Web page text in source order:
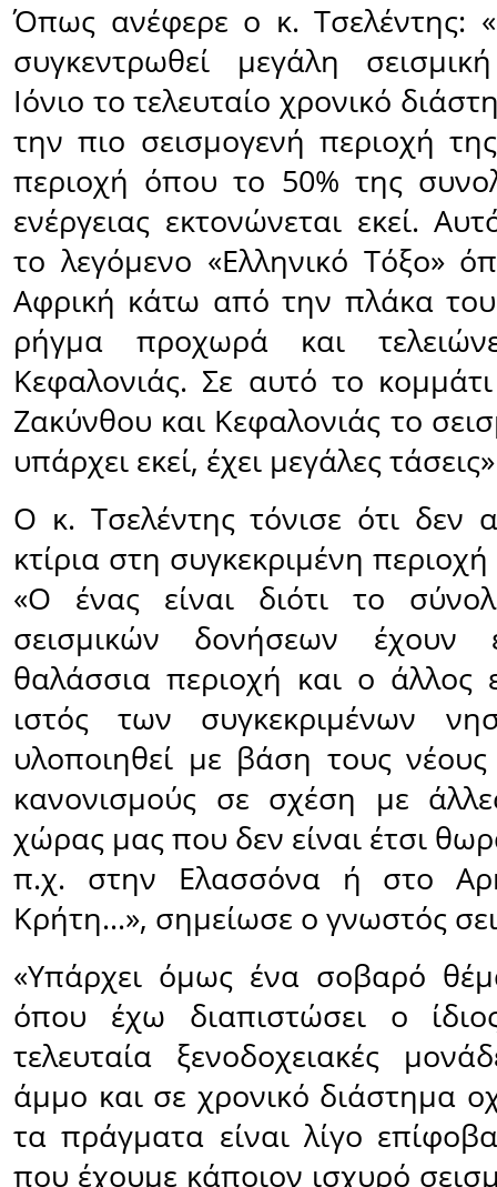
Όπως ανέφερε ο κ. Τσελέντης:
συγκεντρωθεί μεγάλη
Ιόνιο το τελευταίο χρονικό
την πιο σεισμογενή περιοχή
περιοχή όπου το 50% της
ενέργειας εκτονώνεται εκεί.
το λεγόμενο «Ελληνικό Τόξο»
Αφρική κάτω από την πλάκα του
ρήγμα προχωρά και
Κεφαλονιάς. Σε αυτό το
Ζακύνθου και Κεφαλονιάς το
υπάρχει εκεί, έχει μεγάλες
Ο κ. Τσελέντης τόνισε ότι δεν
κτίρια στη συγκεκριμένη
«Ο ένας είναι διότι το
σεισμικών δονήσεων έχουν
θαλάσσια περιοχή και ο άλλος
ιστός των συγκεκριμένων
υλοποιηθεί με βάση τους νέους
κανονισμούς σε σχέση με
χώρας μας που δεν είναι έτσι
π.χ. στην Ελασσόνα ή στο
Κρήτη…», σημείωσε ο γνωστός
«Υπάρχει όμως ένα σοβαρό
όπου έχω διαπιστώσει ο
τελευταία ξενοδοχειακές
άμμο και σε χρονικό διάστημα
τα πράγματα είναι λίγο
που έχουμε κάποιον ισχυρό